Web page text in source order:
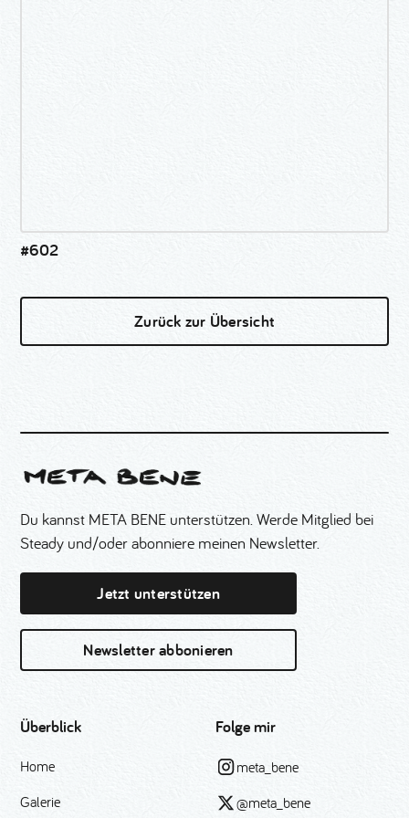
#602
Zurück zur Übersicht
Du kannst META BENE unterstützen. Werde Mitglied bei
Steady und/oder abonniere meinen Newsletter.
Jetzt unterstützen
Newsletter abbonieren
Überblick
Home
Galerie
Folge mir
meta_bene
@meta_bene